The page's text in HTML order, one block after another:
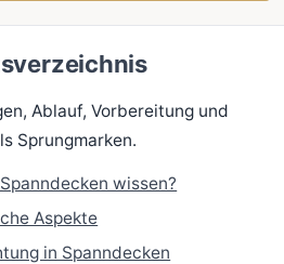
Ablauf, Vorbereitung und
Sprungmarken.
wissen?
Aspekte
in Spanndecken